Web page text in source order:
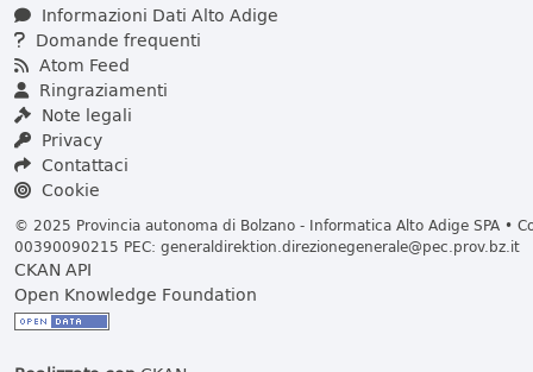
Informazioni Dati Alto Adige
Domande frequenti
Atom Feed
Ringraziamenti
Note legali
Privacy
Contattaci
Cookie
© 2025 Provincia autonoma di Bolzano - Informatica Alto Adige SPA •
00390090215 PEC: generaldirektion.direzionegenerale@pec.prov.bz.it
CKAN API
Open Knowledge Foundation